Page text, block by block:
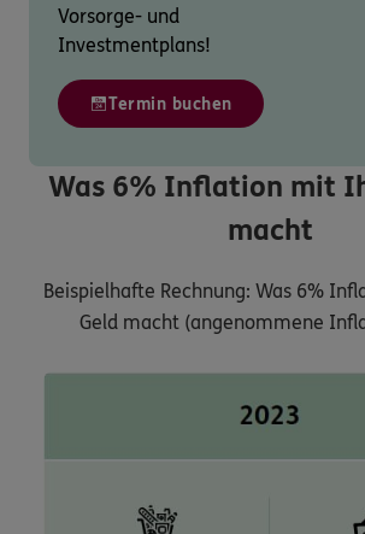
Vorsorge- und
Investmentplans!
Termin buchen
Was 6% Inflation mit
macht
Beispielhafte Rechnung: Was 6%
Geld macht (angenommene